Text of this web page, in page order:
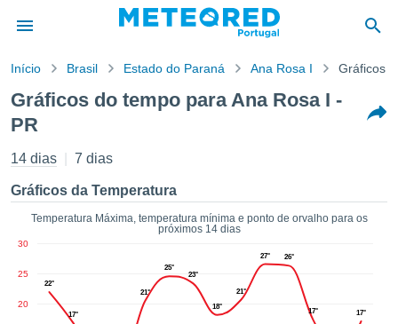
da
por
que as
a este
e
Início Brasil Estado do Paraná Ana Rosa I Gráficos
Gráficos do tempo para Ana Rosa I -
PR
14 dias 7 dias
Gráficos da Temperatura
Temperatura Máxima, temperatura mínima e ponto de orvalho para os
próximos 14 dias
20
25
30
22°
17°
21°
25°
23°
18°
21°
27° 26°
17° 17°